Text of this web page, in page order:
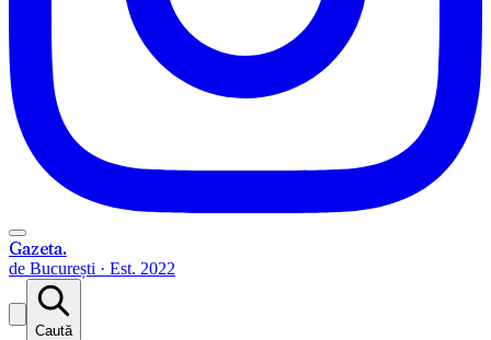
Gazeta.
de București · Est. 2022
Caută